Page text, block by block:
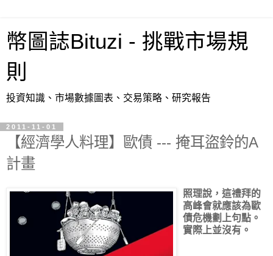
幣圖誌Bituzi - 挑戰市場規
則
投資知識、市場數據圖表、交易策略、研究報告
2011-11-01
【經濟學人料理】歐債 --- 掩耳盜鈴的A
計畫
照理說，這禮拜的
高峰會就應該為歐
債危機劃上句點。
實際上並沒有。